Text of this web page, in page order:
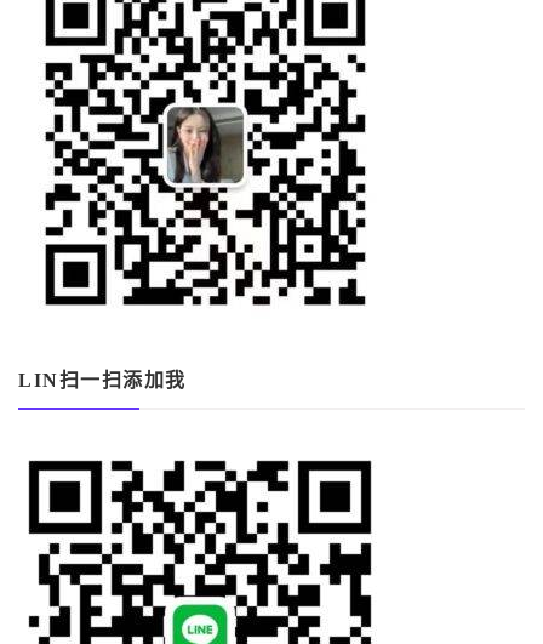
LIN扫一扫添加我